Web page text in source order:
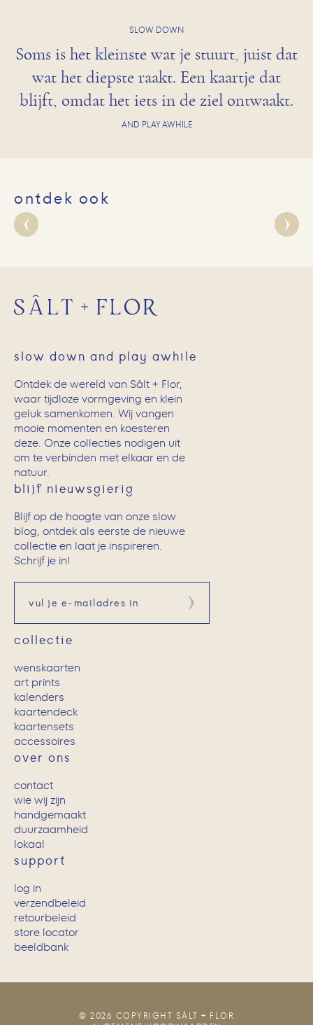
SLOW DOWN
Soms is het kleinste wat je stuurt, juist dat
wat het diepste raakt. Een kaartje dat
blijft, omdat het iets in de ziel ontwaakt.
AND PLAY AWHILE
ontdek ook
slow down and play awhile
Ontdek de wereld van Sâlt + Flor,
waar tijdloze vormgeving en klein
geluk samenkomen. Wij vangen
mooie momenten en koesteren
deze. Onze collecties nodigen uit
om te verbinden met elkaar en de
natuur.
blijf nieuwsgierig
Blijf op de hoogte van onze slow
blog, ontdek als eerste de nieuwe
collectie en laat je inspireren.
Schrijf je in!
Aanmelden
collectie
wenskaarten
art prints
kalenders
kaartendeck
kaartensets
accessoires
over ons
contact
wie wij zijn
handgemaakt
duurzaamheid
lokaal
support
log in
verzendbeleid
retourbeleid
store locator
beeldbank
© 2026 COPYRIGHT SÂLT + FLOR